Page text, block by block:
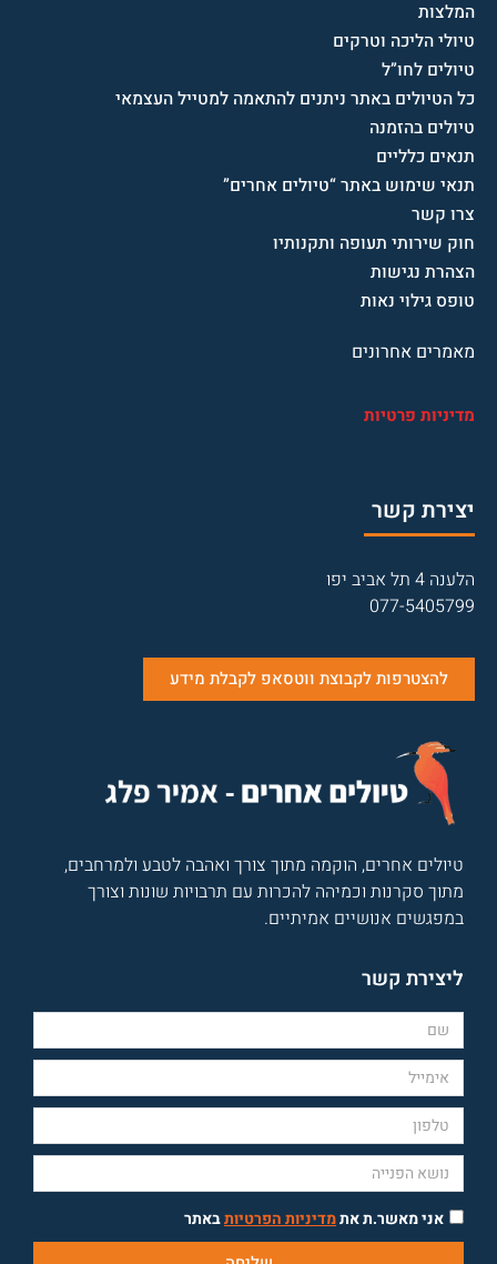
המלצות
טיולי הליכה וטרקים
טיולים לחו”ל
כל הטיולים באתר ניתנים להתאמה למטייל העצמאי
טיולים בהזמנה
תנאים כלליים
תנאי שימוש באתר “טיולים אחרים”
צרו קשר
חוק שירותי תעופה ותקנותיו
הצהרת נגישות
טופס גילוי נאות
מאמרים אחרונים
מדיניות פרטיות
יצירת קשר
הלענה 4 תל אביב יפו
077-5405799
להצטרפות לקבוצת ווטסאפ לקבלת מידע
טיולים אחרים, הוקמה מתוך צורך ואהבה לטבע ולמרחבים,
מתוך סקרנות וכמיהה להכרות עם תרבויות שונות וצורך
במפגשים אנושיים אמיתיים.
ליצירת קשר
אני מאשר.ת אתמדיניות הפרטיותבאתר